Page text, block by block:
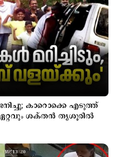
കാറൊക്കെ എടുത്ത്
ഏറ്റവും ശക്തന്‍ തൃശൂരില്‍